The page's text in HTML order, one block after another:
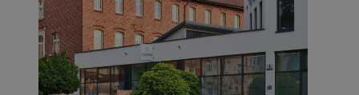
Niezbędne Wydajność Targetowanie